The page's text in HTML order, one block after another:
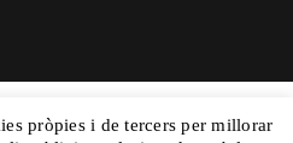
Mas|Powered by
pròpies i de tercers per millorar